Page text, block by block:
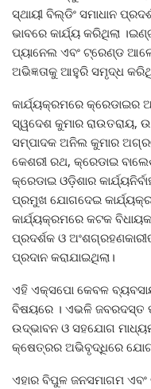
ସ୍ଥାୟୀ ବିଲ୍ଡିଂ ସମାଧାନ
ଭାବରେ କାର୍ଯ୍ୟ କରିଥିଲା
ପ୍ୟାନେଲ ଏବଂ ଟ୍ରେଣ୍ଡ
ଅଭିଜ୍ଞତାକୁ ଆହୁରି ସମୃଦ୍ଧ
କାର୍ଯ୍ୟକ୍ରମରେ କ୍ରେଡାଇର
ସ୍ୱଦେଶ କୁମାର ରାଉତରାୟ,
ସମ୍ପାଦକ ଅନିଲ କୁମାର
କେଶରୀ ରଥ, କ୍ରେଡାଇ
କ୍ରେଡାଇ ଓଡ଼ିଶାର
ପ୍ରମୁଖ ଯୋଗଦେଇ
କାର୍ଯ୍ୟକ୍ରମରେ କଟକ
ପ୍ରଦର୍ଶକ ଓ
ପ୍ରଦାନ କରାଯାଇଥିଲା।
ଏହି ଏକ୍ସପୋ କେବଳ
ବିଷୟରେ । ଏଭଳି ଜବରଦସ୍ତ
ଉଦ୍ଭାବନ ଓ ସହଯୋଗ
କ୍ଷେତ୍ରର ଅଭିବୃଦ୍ଧିରେ
ଏହାର ବିପୁଳ ଜନସମାଗମ